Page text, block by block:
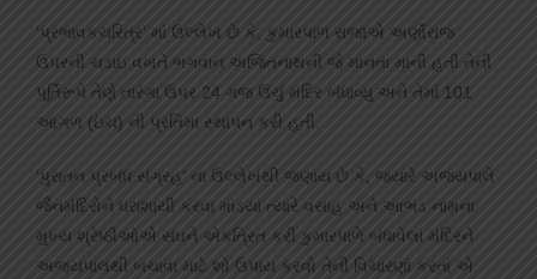
‘પ્રભાવકચરિત્ર’ માં ઉલ્લેખ છે કે, કુમારપાળ રાજાએ અર્ણોરાજ
ઉપરની ચડાઇ વખતે ભગવાન અજિતનાથની જે માનતા માની હતી તેની
પૂર્તિરૂપે તેણે તારંગા ઉપર 24 ગજ ઉંચું મંદિર બંધાવ્યું અને તેમાં 101
આંગળ (ઇંચ) ની પ્રતિમા સ્થાપન કરી હતી.
‘પુરાતન પ્રબંધ સંગ્રહ’ ના ઉલ્લેખથી જણાય છે કે, જ્યારે અજયપાલે
જૈનમંદિરોને ધરાશાયી કરવા માંડયાં ત્યારે વસાહ અને આભડ નામના
મુખ્ય શ્રેષ્ઠીઓએ સંઘને એકત્રિત કરી કુમારપાળે બંધાવેલાં મંદિરને
અજયપાલથી બચાવા માટે શો ઉપાય કરવો તેની વિચારણાં કરતાં એ